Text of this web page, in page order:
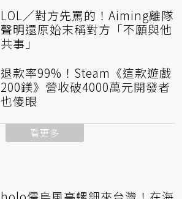
LOL／對方先罵的！Aiming離隊
聲明還原始末稱對方「不願與他
共事」
退款率99%！Steam《這款遊戲
200鎂》營收破4000萬元開發者
也傻眼
看更多